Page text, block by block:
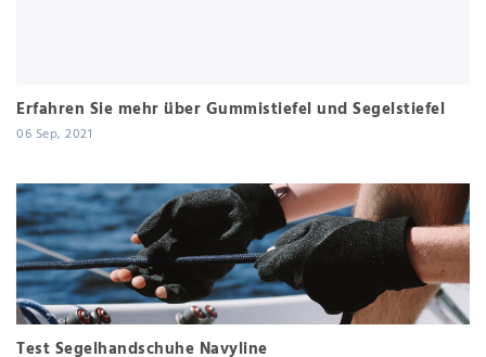
Erfahren Sie mehr über Gummistiefel und Segelstiefel
06 Sep, 2021
Test Segelhandschuhe Navyline